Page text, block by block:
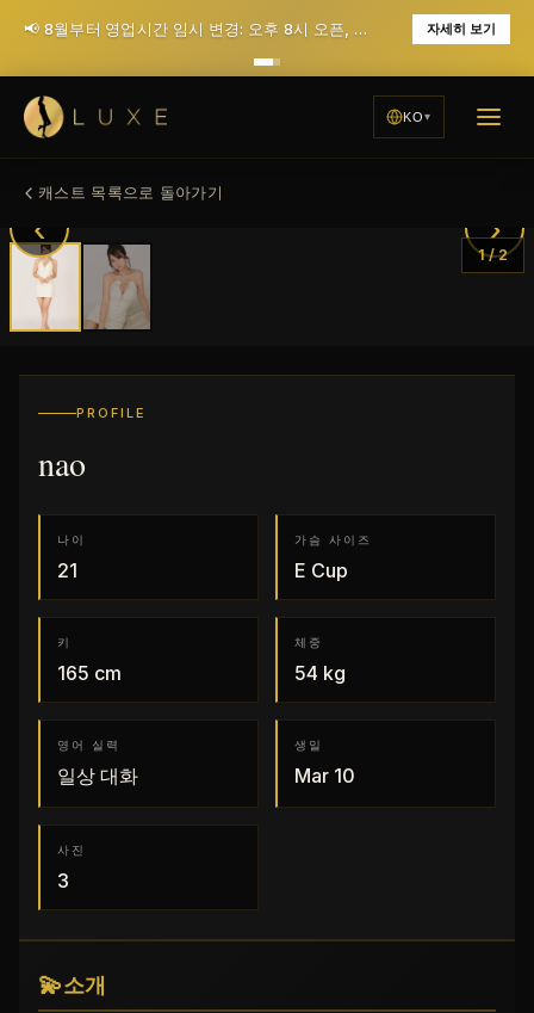
📢 8월부터 영업시간 임시 변경: 오후 8시 오픈, 월요일 휴무 (12월에 매일 저녁 7시 오픈으로 복귀 예정) 자세히 보기
KO
캐스트 목록으로 돌아가기
‹ ›
1/2
PROFILE
nao
나이
21
가슴 사이즈
E Cup
키
165 cm
체중
54 kg
영어 실력
일상 대화
생일
Mar 10
사진
3
💫소개